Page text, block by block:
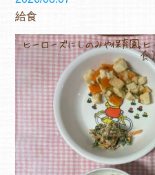
給食
ヒーローズにしのみや保育園,
食